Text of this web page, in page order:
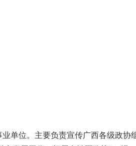
单位。主要负责宣传广西各级政协